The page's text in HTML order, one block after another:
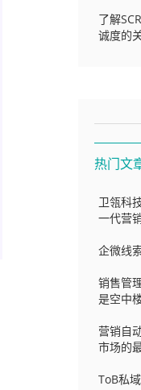
了解
诚度的
热门文
卫瓴科
一代营
企微线
销售管
是空中
营销自
市场的
ToB私